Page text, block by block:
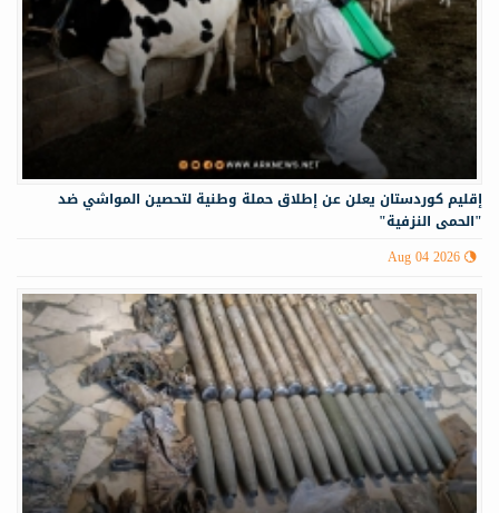
إقليم كوردستان يعلن عن إطلاق حملة وطنية لتحصين المواشي ضد
"الحمى النزفية"
Aug 04 2026